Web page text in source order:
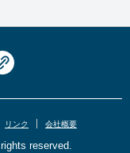
リンク 会社概要
reserved.